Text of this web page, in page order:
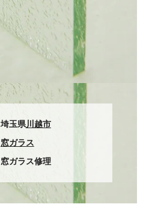
埼玉県川越市
窓ガラス
窓ガラス修理